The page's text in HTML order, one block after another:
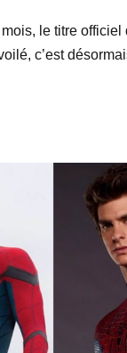
le titre officiel
c’est